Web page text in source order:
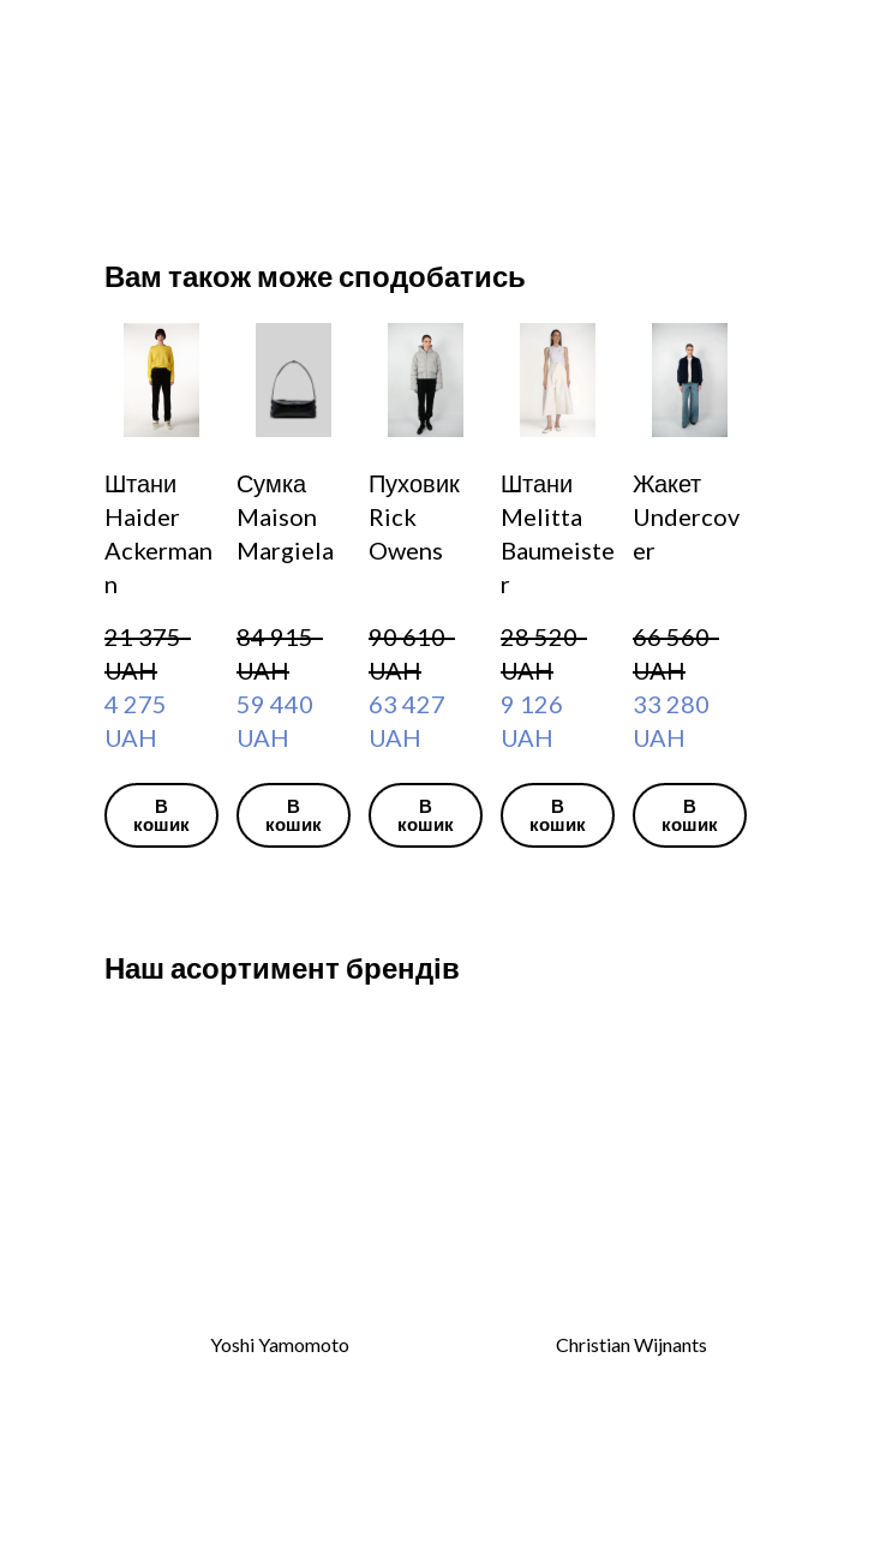
Вам також може сподобатись
Штани
Haider
Ackerman
n
21 375
UAH
4 275
UAH
В
кошик
Сумка
Maison
Margiela
84 915
UAH
59 440
UAH
В
кошик
Пуховик
Rick
Owens
90 610
UAH
63 427
UAH
В
кошик
Штани
Melitta
Baumeiste
r
28 520
UAH
9 126
UAH
В
кошик
Жакет
Undercov
er
66 560
UAH
33 280
UAH
В
кошик
Наш асортимент брендів
Yoshi Yamomoto Christian Wijnants